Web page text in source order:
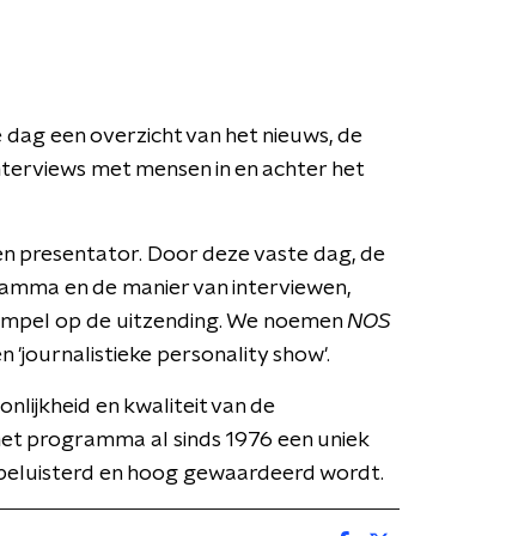
een overzicht van het nieuws, de
met mensen in en achter het
presentator. Door deze vaste dag, de
en de manier van interviewen,
op de uitzending. We noemenNOS
'journalistieke personality show'.
en kwaliteit van de
programma al sinds 1976 een uniek
en hoog gewaardeerd wordt.